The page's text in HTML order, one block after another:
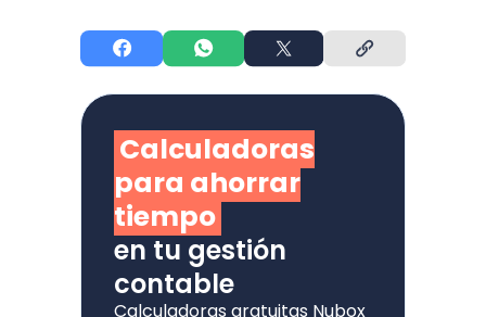
Calculadoras
para ahorrar
tiempo
en tu gestión
contable
Calculadoras gratuitas Nubox